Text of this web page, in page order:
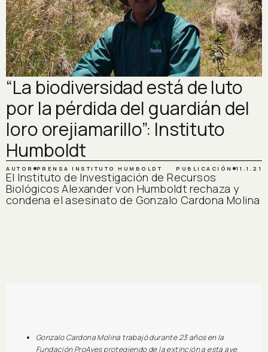
“La biodiversidad está de luto
por la pérdida del guardián del
loro orejiamarillo”: Instituto
Humboldt
AUTOR PRENSA INSTITUTO HUMBOLDT PUBLICACIÓN 11.1.21
El Instituto de Investigación de Recursos
Biológicos Alexander von Humboldt rechaza y
condena el asesinato de Gonzalo Cardona Molina
Gonzalo Cardona Molina trabajó durante 23 años en la
Fundación ProAves protegiendo de la extinción a esta ave